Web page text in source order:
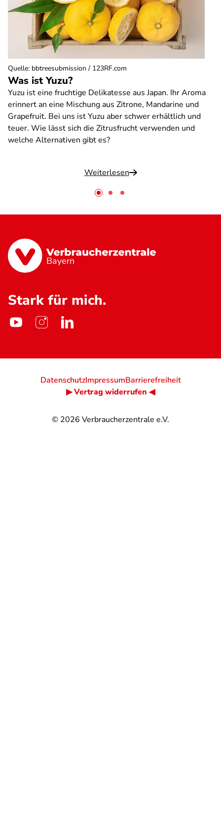
Was ist Yuzu?
Yuzu ist eine fruchtige Delikatesse aus Japan. Ihr Aroma
erinnert an eine Mischung aus Zitrone, Mandarine und
Grapefruit. Bei uns ist Yuzu aber schwer erhältlich und
teuer. Wie lässt sich die Zitrusfrucht verwenden und
welche Alternativen gibt es?
Weiterlesen
Quelle: bbtreesubmission / 123RF.com
Bayern
Stark für mich.
© 2026 Verbraucherzentrale e.V.
DatenschutzImpressumBarrierefreiheit
▶ Vertrag widerrufen ◀